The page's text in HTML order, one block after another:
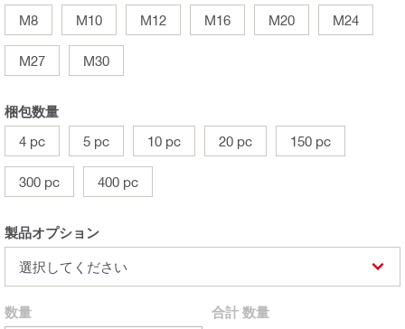
M8
M10 M12 M16 M20 M24
M27 M30
梱包数量
4 pc
5 pc 10 pc 20 pc 150 pc
300 pc 400 pc
製品オプション
選択してください
数量 合計 数量